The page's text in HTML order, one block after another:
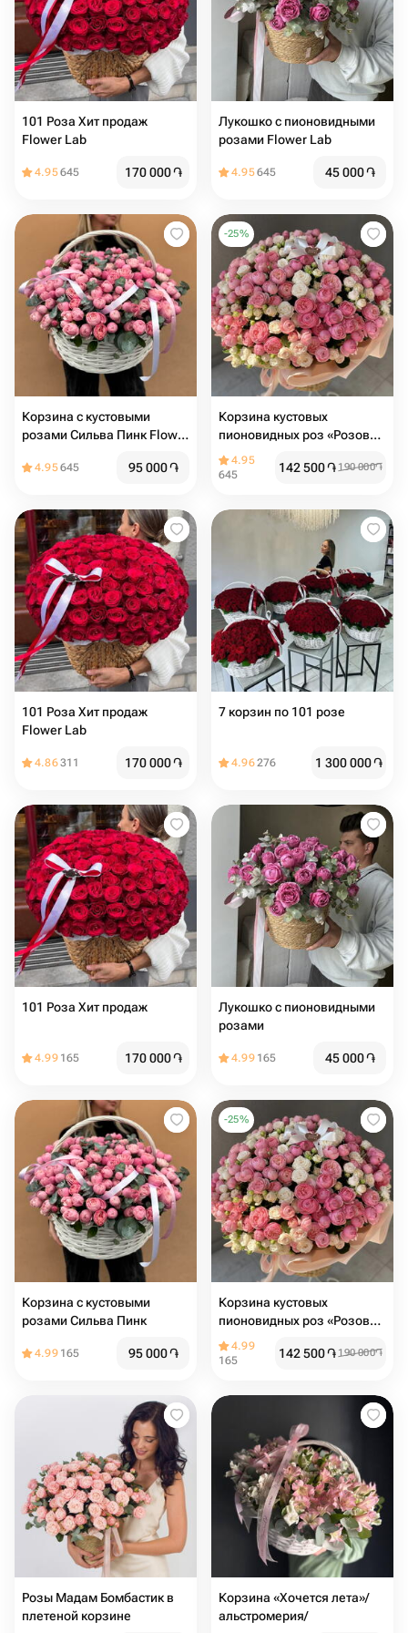
101 Роза Хит продаж
Flower Lab
4.95645 170 000֏
Лукошко с пионовидными
розами Flower Lab
4.95645 45 000֏
Корзина с кустовыми
розами Сильва Пинк Flower
4.95645 95 000֏
-25%
Корзина кустовых
пионовидных роз «Розовая
Гармония» Flower Lab
4.95
645
142 500֏ 190 000֏
101 Роза Хит продаж
Flower Lab
4.86311 170 000֏
7 корзин по 101 розе
4.96276 1 300 000֏
101 Роза Хит продаж
4.99 165 170 000֏
Лукошко с пионовидными
розами
4.99 165 45 000֏
Корзина с кустовыми
розами Сильва Пинк
4.99 165 95 000֏
-25%
Корзина кустовых
пионовидных роз «Розовая
Гармония»
4.99
165
142 500֏ 190 000֏
Розы Мадам Бомбастик в
плетеной корзине
Корзина «Хочется лета»/
альстромерия/